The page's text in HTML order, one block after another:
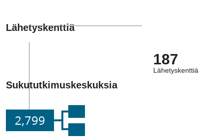
Lähetyskenttiä
187
Lähetyskenttiä
Sukututkimuskeskuksia
2,799